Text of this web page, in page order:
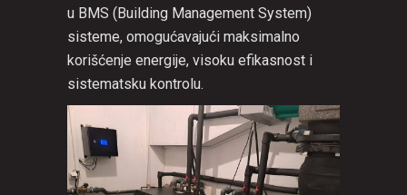
u BMS (Building Management System)
sisteme, omogućavajući maksimalno
korišćenje energije, visoku efikasnost i
sistematsku kontrolu.